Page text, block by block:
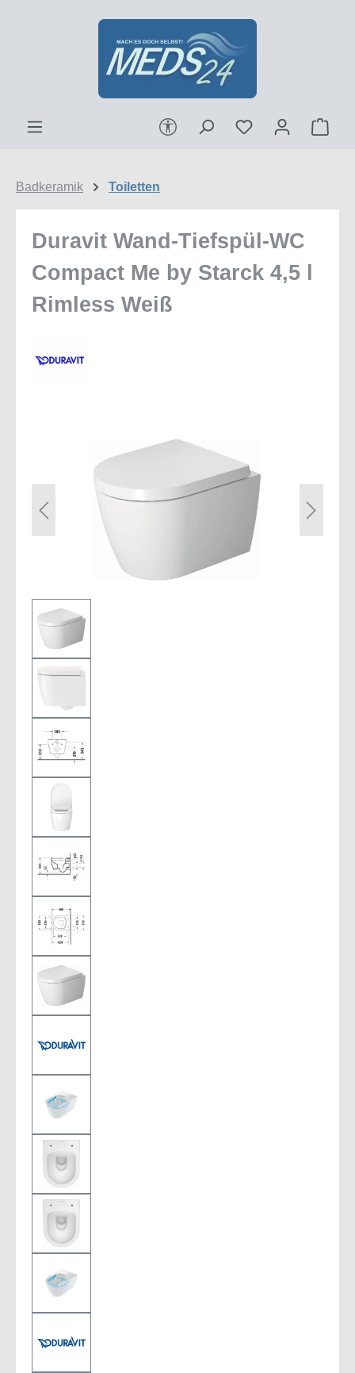
Zum Hauptinhalt springen
Werkzeugleiste anzeigen
Badkeramik Toiletten
Duravit Wand-Tiefspül-WC
Compact Me by Starck 4,5 l
Rimless Weiß